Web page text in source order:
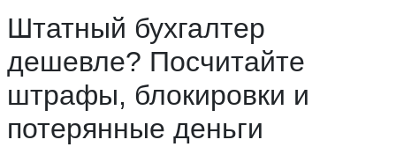
Штатный бухгалтер
дешевле? Посчитайте
штрафы, блокировки и
потерянные деньги